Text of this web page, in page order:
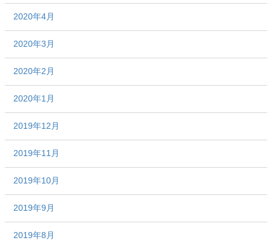
2020年4月
2020年3月
2020年2月
2020年1月
2019年12月
2019年11月
2019年10月
2019年9月
2019年8月